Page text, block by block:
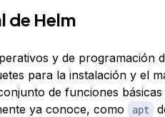
de Helm
y de programación
para la instalación y el
de funciones
ya conoce, como
apt